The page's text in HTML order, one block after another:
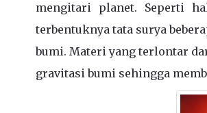
mengitari planet. Seperti
terbentuknya tata surya
bumi. Materi yang terlontar
gravitasi bumi sehingga